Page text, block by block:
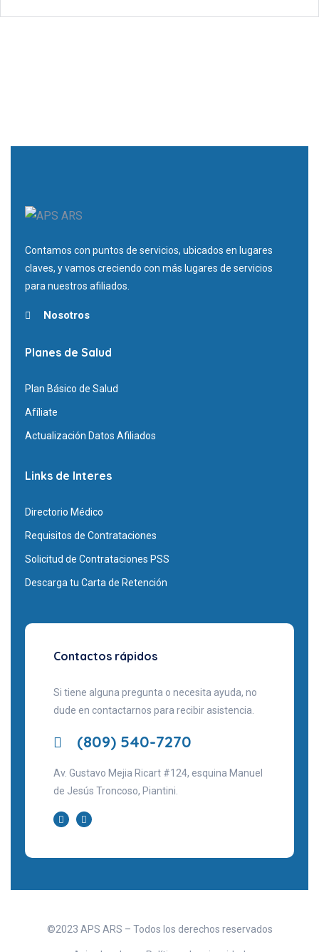
Contamos con puntos de servicios, ubicados en lugares
claves, y vamos creciendo con más lugares de servicios
para nuestros afiliados.
Nosotros
Planes de Salud
Plan Básico de Salud
Afíliate
Actualización Datos Afiliados
Links de Interes
Directorio Médico
Requisitos de Contrataciones
Solicitud de Contrataciones PSS
Descarga tu Carta de Retención
Contactos rápidos
Si tiene alguna pregunta o necesita ayuda, no
dude en contactarnos para recibir asistencia.
(809) 540-7270
Av. Gustavo Mejia Ricart #124, esquina Manuel
de Jesús Troncoso, Piantini.
©2023 APS ARS – Todos los derechos reservados